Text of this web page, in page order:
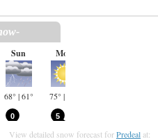
View detailed snow forecast forPredeal at: